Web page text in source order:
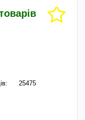
25475